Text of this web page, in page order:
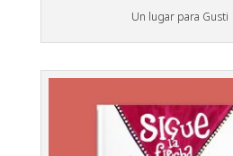
Un lugar para Gusti